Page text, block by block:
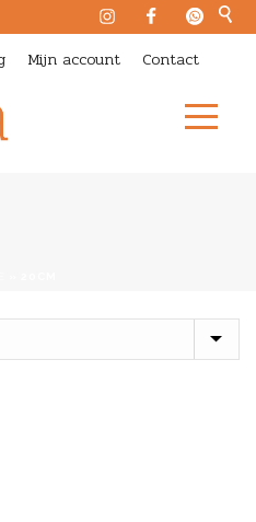
Mijn account Contact